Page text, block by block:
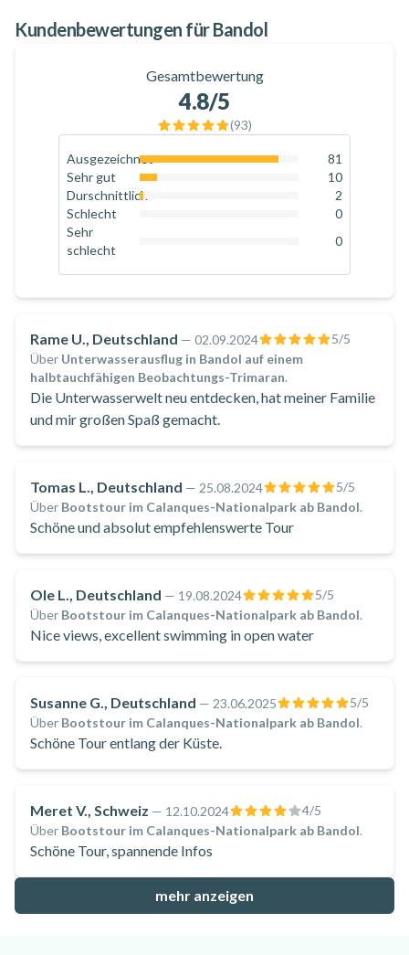
Kundenbewertungen für Bandol
Gesamtbewertung
4.8/5
(93)
Ausgezeichnet
87.1
81
Sehr gut
10.8
10
Durschnittlich
2
Schlecht
0
Sehr
schlecht
0
Rame U., Deutschland — 02.09.2024 5/5
Über Unterwasserausflug in Bandol auf einem
halbtauchfähigen Beobachtungs-Trimaran.
Die Unterwasserwelt neu entdecken, hat meiner Familie
und mir großen Spaß gemacht.
Tomas L., Deutschland — 25.08.2024 5/5
Über Bootstour im Calanques-Nationalpark ab Bandol.
Schöne und absolut empfehlenswerte Tour
Ole L., Deutschland — 19.08.2024 5/5
Über Bootstour im Calanques-Nationalpark ab Bandol.
Nice views, excellent swimming in open water
Susanne G., Deutschland — 23.06.2025 5/5
Über Bootstour im Calanques-Nationalpark ab Bandol.
Schöne Tour entlang der Küste.
Meret V., Schweiz — 12.10.2024 4/5
Über Bootstour im Calanques-Nationalpark ab Bandol.
Schöne Tour, spannende Infos
mehr anzeigen